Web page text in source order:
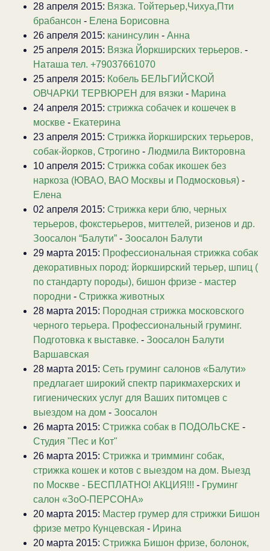
28 апреля 2015: Вязка. Тойтерьер,Чихуа,Пти
брабансон - Елена Борисовна
26 апреля 2015: канинсулин - Анна
25 апреля 2015: Вязка Йоркширских терьеров. -
Наташа тел. +79037661070
25 апреля 2015: Кобель БЕЛЬГИЙСКОЙ
ОВЧАРКИ ТЕРВЮРЕН для вязки - Марина
24 апреля 2015: стрижка собачек и кошечек в
москве - Екатерина
23 апреля 2015: Стрижка йоркширских терьеров,
собак-йорков, Строгино - Людмила Викторовна
10 апреля 2015: Стрижка собак икошек без
наркоза (ЮВАО, ВАО Москвы и Подмосковья) -
Елена
02 апреля 2015: Стрижка кери блю, черных
терьеров, фокстерьеров, миттелей, ризенов и др.
Зоосалон “Балути” - Зоосалон Балути
29 марта 2015: Профессиональная стрижка собак
декоративных пород: йоркширский терьер, шпиц (
по стандарту породы), бишон фризе - мастер
породни - Стрижка животных
28 марта 2015: Породная стрижка московского
черного терьера. Профессиональный груминг.
Подготовка к выставке. - Зоосалон Балути
Варшавская
28 марта 2015: Сеть груминг салонов «Балути»
предлагает широкий спектр парикмахерских и
гигиенических услуг для Ваших питомцев с
выездом на дом - Зоосалон
26 марта 2015: Стрижка собак в ПОДОЛЬСКЕ -
Студия "Пес и Кот"
26 марта 2015: Стрижка и тримминг собак,
стрижка кошек и котов с выездом на дом. Выезд
по Москве - БЕСПЛАТНО! АКЦИЯ!!! - Груминг
салон «ЗоО-ПЕРСОНА»
20 марта 2015: Мастер грумер для стрижки Бишон
фризе метро Кунцевская - Ирина
20 марта 2015: Стрижка Бишон фризе, болонок,